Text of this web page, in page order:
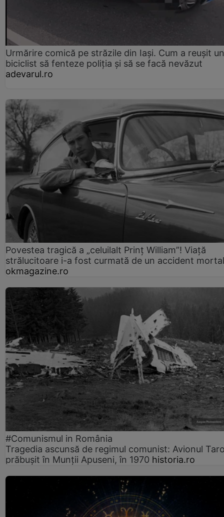
Urmărire comică pe străzile din Iași. Cum a reușit un
biciclist să fenteze poliția și să se facă nevăzut
adevarul.ro
Povestea tragică a „celuilalt Prinț William”! Viață
strălucitoare i-a fost curmată de un accident mortal
okmagazine.ro
#Comunismul in România
Tragedia ascunsă de regimul comunist: Avionul
prăbușit în Munții Apuseni, în 1970 historia.ro